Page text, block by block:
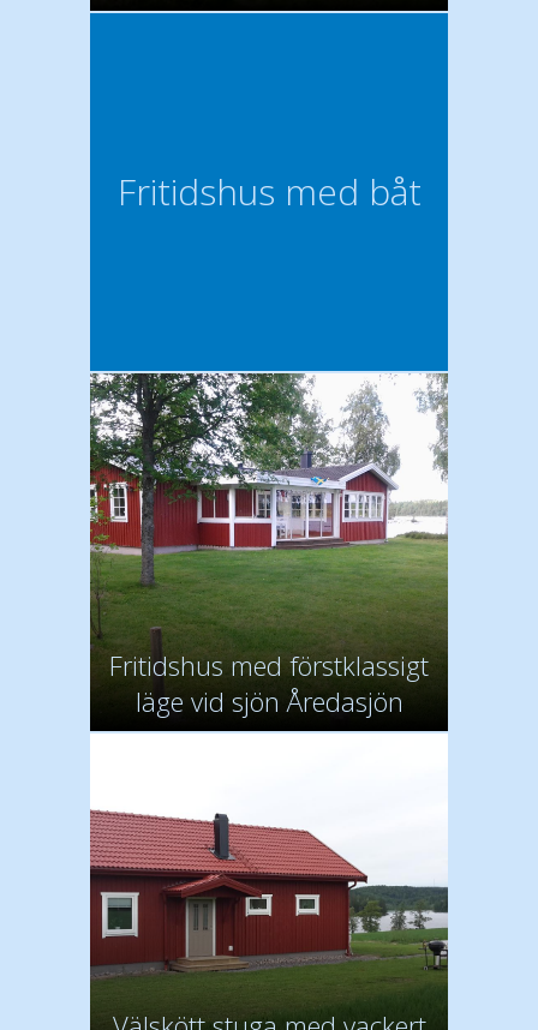
Fritidshus med båt
Fritidshus med förstklassigt
läge vid sjön Åredasjön